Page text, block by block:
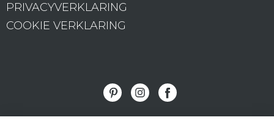
PRIVACYVERKLARING
COOKIE VERKLARING